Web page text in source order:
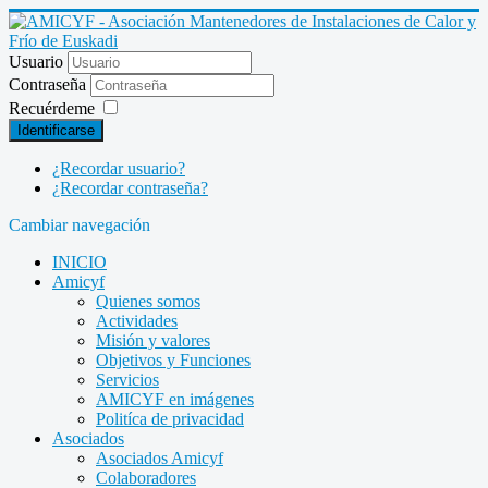
Usuario
Contraseña
Recuérdeme
Identificarse
¿Recordar usuario?
¿Recordar contraseña?
Cambiar navegación
INICIO
Amicyf
Quienes somos
Actividades
Misión y valores
Objetivos y Funciones
Servicios
AMICYF en imágenes
Politíca de privacidad
Asociados
Asociados Amicyf
Colaboradores